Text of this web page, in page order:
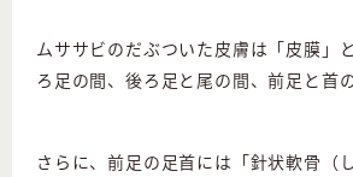
ムササビのだぶついた皮膚は「皮膜」
ろ足の間、後ろ足と尾の間、前足と首
さらに、前足の足首には「針状軟骨（